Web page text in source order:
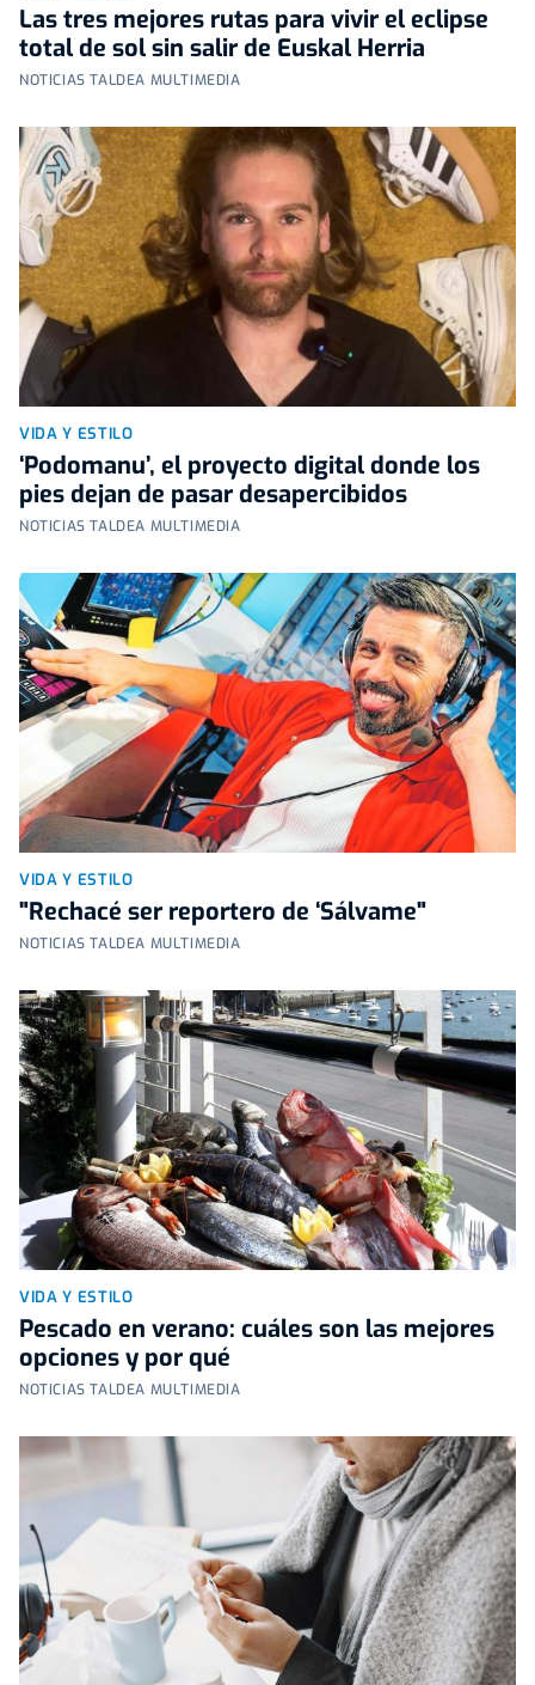
Las tres mejores rutas para vivir el eclipse
total de sol sin salir de Euskal Herria
NOTICIAS TALDEA MULTIMEDIA
VIDA Y ESTILO
‘Podomanu’, el proyecto digital donde los
pies dejan de pasar desapercibidos
NOTICIAS TALDEA MULTIMEDIA
VIDA Y ESTILO
"Rechacé ser reportero de ‘Sálvame"
NOTICIAS TALDEA MULTIMEDIA
VIDA Y ESTILO
Pescado en verano: cuáles son las mejores
opciones y por qué
NOTICIAS TALDEA MULTIMEDIA